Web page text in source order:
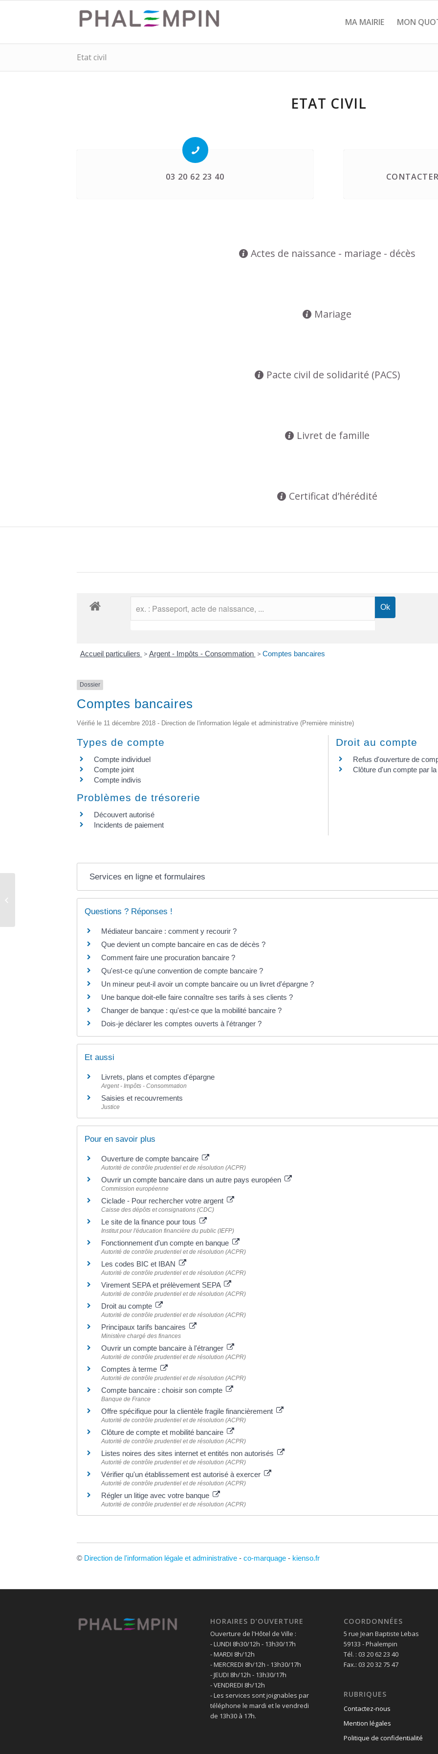
MA MAIRIE MON
Etat civil
ETAT CIVIL
03 20 62 23 40
Actes de naissance - mariage - décès
Mariage
Pacte civil de solidarité (PACS)
Livret de famille
Certificat d’hérédité
Accueil particuliers > Argent - Impôts - Consommation > Comptes bancaires
Dossier
Comptes bancaires
Vérifié le 11 décembre 2018 - Direction de l'information légale et administrative (Première ministre)
Types de compte
Compte individuel
Compte joint
Compte indivis
Droit au compte
Refus d'ouverture de
Clôture d'un compte par
Problèmes de trésorerie
Découvert autorisé
Incidents de paiement
Services en ligne et formulaires
Questions ? Réponses !
Médiateur bancaire : comment y recourir ?
Que devient un compte bancaire en cas de décès ?
Comment faire une procuration bancaire ?
Qu'est-ce qu'une convention de compte bancaire ?
Un mineur peut-il avoir un compte bancaire ou un livret d'épargne ?
Une banque doit-elle faire connaître ses tarifs à ses clients ?
Changer de banque : qu'est-ce que la mobilité bancaire ?
Dois-je déclarer les comptes ouverts à l'étranger ?
Et aussi
Livrets, plans et comptes d'épargne
Argent - Impôts - Consommation
Saisies et recouvrements
Justice
Pour en savoir plus
Ouverture de compte bancaire
Autorité de contrôle prudentiel et de résolution (ACPR)
Ouvrir un compte bancaire dans un autre pays européen
Commission européenne
Ciclade - Pour rechercher votre argent
Caisse des dépôts et consignations (CDC)
Le site de la finance pour tous
Institut pour l'éducation financière du public (IEFP)
Fonctionnement d'un compte en banque
Autorité de contrôle prudentiel et de résolution (ACPR)
Les codes BIC et IBAN
Autorité de contrôle prudentiel et de résolution (ACPR)
Virement SEPA et prélèvement SEPA
Autorité de contrôle prudentiel et de résolution (ACPR)
Droit au compte
Autorité de contrôle prudentiel et de résolution (ACPR)
Principaux tarifs bancaires
Ministère chargé des finances
Ouvrir un compte bancaire à l'étranger
Autorité de contrôle prudentiel et de résolution (ACPR)
Comptes à terme
Autorité de contrôle prudentiel et de résolution (ACPR)
Compte bancaire : choisir son compte
Banque de France
Offre spécifique pour la clientèle fragile financièrement
Autorité de contrôle prudentiel et de résolution (ACPR)
Clôture de compte et mobilité bancaire
Autorité de contrôle prudentiel et de résolution (ACPR)
Listes noires des sites internet et entités non autorisés
Autorité de contrôle prudentiel et de résolution (ACPR)
Vérifier qu'un établissement est autorisé à exercer
Autorité de contrôle prudentiel et de résolution (ACPR)
Régler un litige avec votre banque
Autorité de contrôle prudentiel et de résolution (ACPR)
© Direction de l'information légale et administrative - co-marquage - kienso.fr
HORAIRES D’OUVERTURE
Ouverture de l'Hôtel de Ville :
- LUNDI 8h30/12h - 13h30/17h
- MARDI 8h/12h
- MERCREDI 8h/12h - 13h30/17h
- JEUDI 8h/12h - 13h30/17h
- VENDREDI 8h/12h
- Les services sont joignables par
téléphone le mardi et le vendredi
de 13h30 à 17h.
COORDONNÉES
5 rue Jean Baptiste Lebas
59133 - Phalempin
Tél. : 03 20 62 23 40
Fax.: 03 20 32 75 47
RUBRIQUES
Contactez-nous
Mention légales
Politique de confidentialité